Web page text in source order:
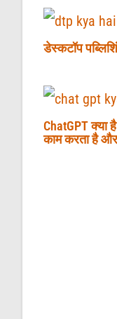
डेस्कटॉप
ChatGPT क्या
काम करता है